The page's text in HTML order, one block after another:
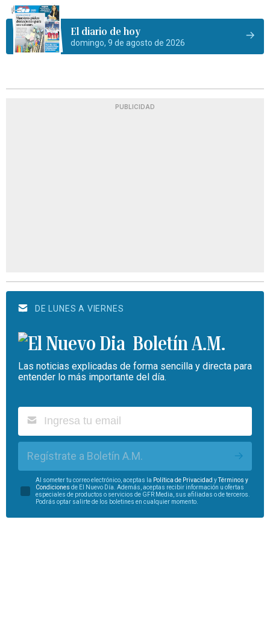
El diario de hoy
domingo, 9 de agosto de 2026
PUBLICIDAD
DE LUNES A VIERNES
Boletín A.M.
Las noticias explicadas de forma sencilla y directa para
entender lo más importante del día.
Regístrate a Boletín A.M.
Al someter tu correo electrónico, aceptas la Política de Privacidad yTérminos y
Condiciones de El Nuevo Día. Además, aceptas recibir información u ofertas
especiales de productos o servicios de GFR Media, sus afiliadas o de terceros.
Podrás optar salirte de los boletines en cualquier momento.